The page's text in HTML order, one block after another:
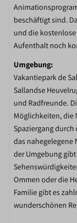
beschäftigt sind.
und die
Aufenthalt noch
Umgebung:
Vakantiepark de
Sallandse
und Radfreunde.
Möglichkeiten, die
Spaziergang
das nahegelegene
der Umgebung
Ommen oder die
Familie gibt es
wunderschönen